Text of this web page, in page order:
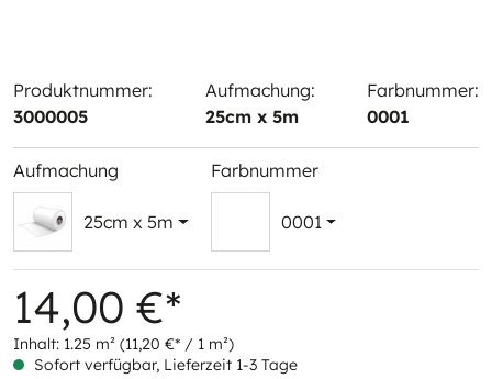
Produktnummer:
3000005
Aufmachung:
25cm x 5m
Farbnummer:
0001
Aufmachung
25cm x 5m
Farbnummer
0001
14,00 €*
Inhalt: 1.25 m² (11,20 €* / 1 m²)
Sofort verfügbar, Lieferzeit 1-3 Tage